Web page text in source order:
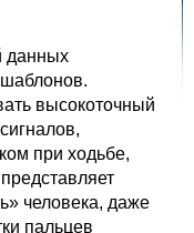
данных
высокоточный
при ходьбе,
человека, даже
пальцев